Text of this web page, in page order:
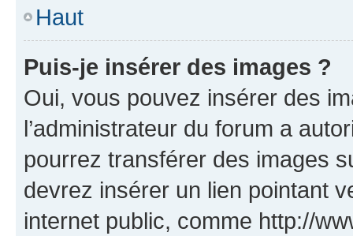
Haut
Puis-je insérer des images ?
Oui, vous pouvez insérer des
l’administrateur du forum a
pourrez transférer des images
devrez insérer un lien pointant
internet public, comme http://